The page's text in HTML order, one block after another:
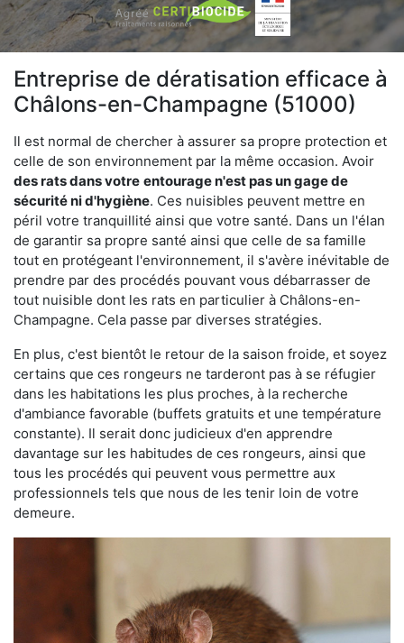
Entreprise de dératisation efficace à
Châlons-en-Champagne (51000)
Il est normal de chercher à assurer sa propre protection et
celle de son environnement par la même occasion. Avoir
des rats dans votre entourage n'est pas un gage de
sécurité ni d'hygiène. Ces nuisibles peuvent mettre en
péril votre tranquillité ainsi que votre santé. Dans un l'élan
de garantir sa propre santé ainsi que celle de sa famille
tout en protégeant l'environnement, il s'avère inévitable de
prendre par des procédés pouvant vous débarrasser de
tout nuisible dont les rats en particulier à Châlons-en-
Champagne. Cela passe par diverses stratégies.
En plus, c'est bientôt le retour de la saison froide, et soyez
certains que ces rongeurs ne tarderont pas à se réfugier
dans les habitations les plus proches, à la recherche
d'ambiance favorable (buffets gratuits et une température
constante). Il serait donc judicieux d'en apprendre
davantage sur les habitudes de ces rongeurs, ainsi que
tous les procédés qui peuvent vous permettre aux
professionnels tels que nous de les tenir loin de votre
demeure.